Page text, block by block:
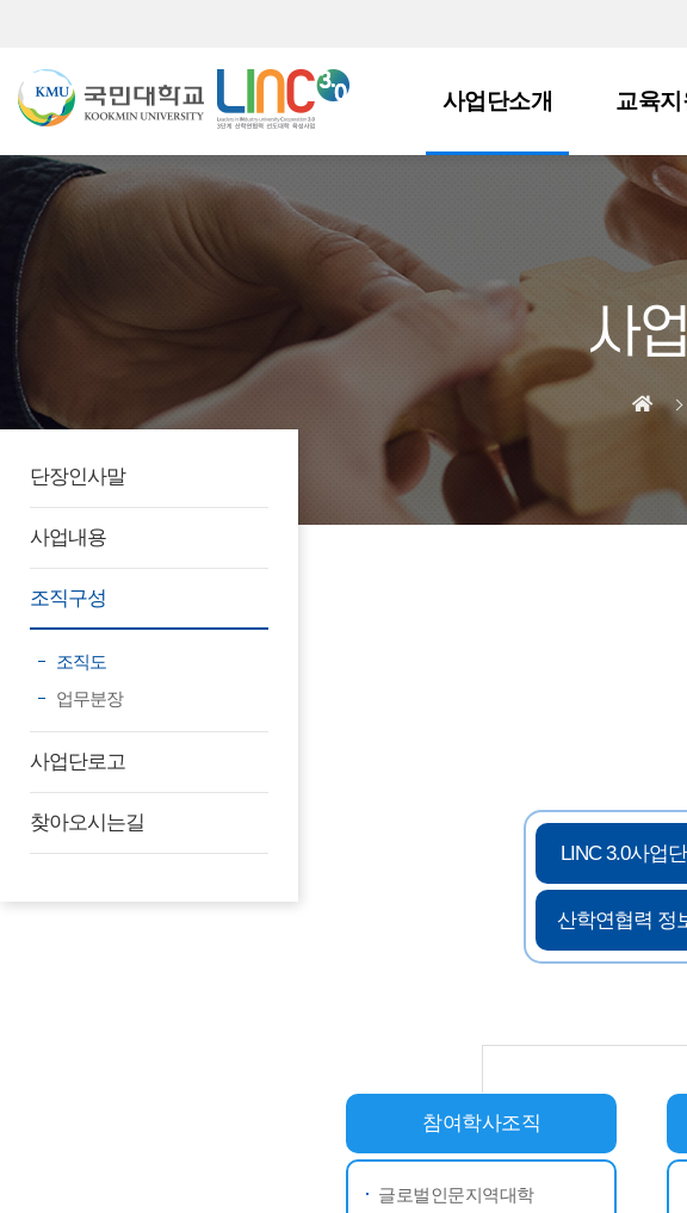
사업단소개 교육지
사
단장인사말
사업내용
조직구성
조직도
업무분장
사업단로고
찾아오시는길
LINC 3.0사업
산학연협력 정
참여학사조직
글로벌인문지역대학